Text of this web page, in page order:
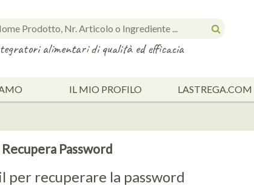
alimentari di qualità ed efficacia
IL MIO PROFILO LASTREGA.COM
Recupera Password
per recuperare la password